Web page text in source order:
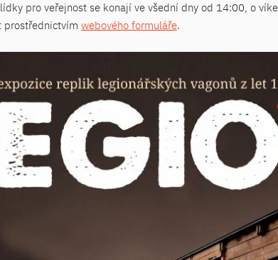
pro veřejnost se konají ve všední dny od 14:00, o
prostřednictvím webového formuláře.